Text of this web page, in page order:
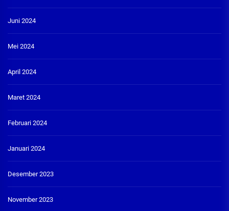
Juni 2024
Mei 2024
April 2024
Maret 2024
Februari 2024
Januari 2024
Desember 2023
November 2023